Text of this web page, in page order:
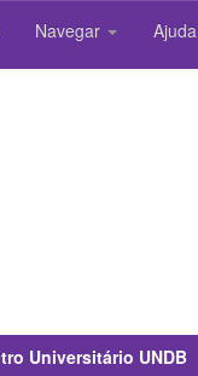
Navegar Ajuda
Universitário UNDB